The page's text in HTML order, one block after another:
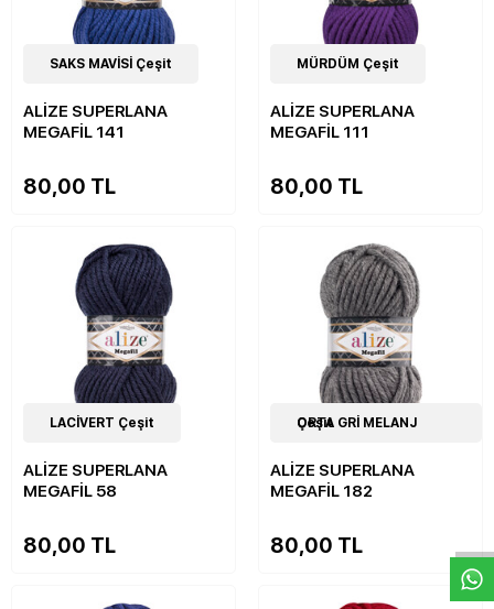
16Çeşit
SAKS MAVİSİ Çeşit
ALİZE SUPERLANA
MEGAFİL 141
80,00 TL
16Çeşit
MÜRDÜM Çeşit
ALİZE SUPERLANA
MEGAFİL 111
80,00 TL
16Çeşit
LACİVERT Çeşit
ALİZE SUPERLANA
MEGAFİL 58
80,00 TL
16Çeşit
ORTA GRİ MELANJ Çeşit
ALİZE SUPERLANA
MEGAFİL 182
80,00 TL